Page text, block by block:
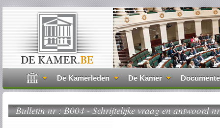
De Kamerleden De Kamer
...Bulletin nr : B004 - Schriftelijke vraag en antwoord